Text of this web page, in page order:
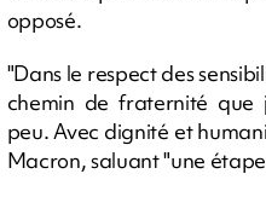
opposé.
"Dans le respect des
chemin de fraternité que
peu. Avec dignité et
Macron, saluant "une